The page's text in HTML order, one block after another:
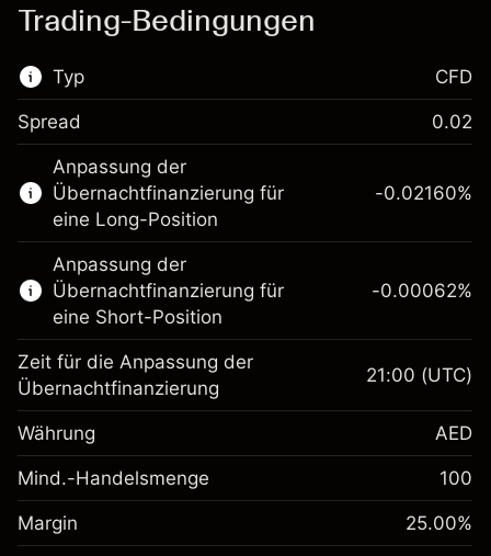
Trading-Bedingungen
Typ
Dieser Finanzmarkt steht für das CFD-
Trading zur Verfügung.
Erfahren Sie mehr über:
CFDs
CFD
Spread 0.02
Anpassung der
Übernachtfinanzierung für
eine Long-Position
Margin. Ihre Investition
AED 1,000.00
Anpassung der
Übernachtfinanzierung
fremdfinanzierten
%
(-AED 0.86)
-0.02160%
Anpassung der
Übernachtfinanzierung für
eine Short-Position
Margin. Ihre Investition
AED 1,000.00
Anpassung der
-0.00062%
Zeit für die Anpassung der
Übernachtfinanzierung
21:00 (UTC)
Währung AED
Mind.-Handelsmenge 100
Margin 25.00%